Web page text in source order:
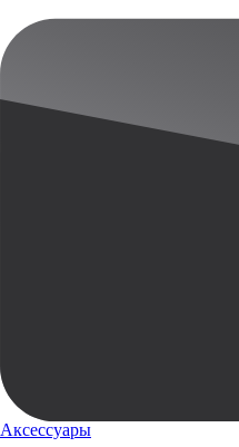
Аксессуары